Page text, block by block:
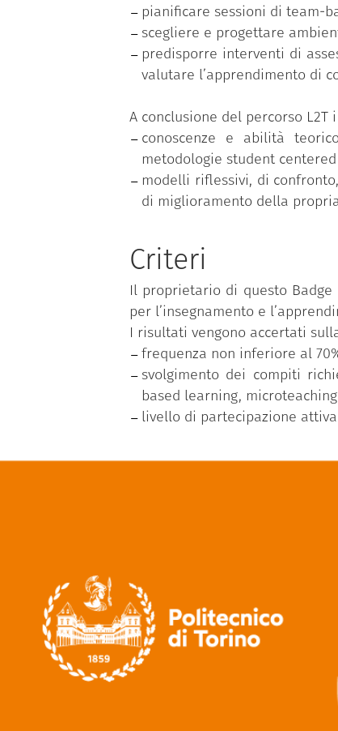
pianificare sessioni di team-
scegliere e progettare
predisporre interventi di
valutare l’apprendimento di
A conclusione del percorso
conoscenze e abilità
metodologie student
modelli riflessivi, di
di miglioramento della
Criteri
Il proprietario di questo
per l’insegnamento e
I risultati vengono accertati
frequenza non inferiore al
svolgimento dei compiti
based learning,
livello di partecipazione